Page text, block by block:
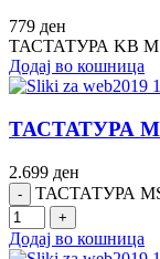
779 ден
ТАСТАТУРА KB
Додај во кошница
ТАСТАТУРА
2.699 ден
ТАСТАТУРА
Додај во кошница